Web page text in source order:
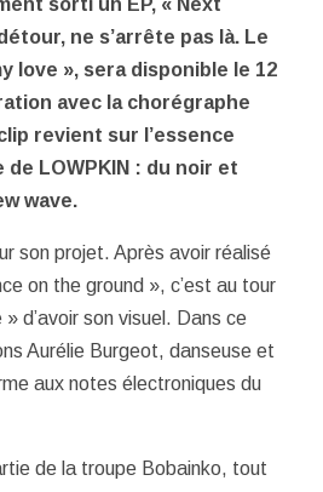
sorti un EP, « Next
ne s’arrête pas là. Le
love », sera disponible le 12
avec la chorégraphe
revient sur l’essence
de LOWPKIN : du noir et
wave.
son projet. Après avoir réalisé
on the ground », c’est au tour
d’avoir son visuel. Dans ce
Aurélie Burgeot, danseuse et
aux notes électroniques du
de la troupe Bobainko, tout